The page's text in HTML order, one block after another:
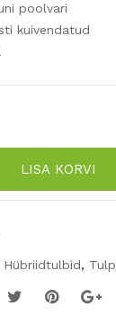
poolvari
kuivendatud
LISA KORVI
Hübriidtulbid, Tulp